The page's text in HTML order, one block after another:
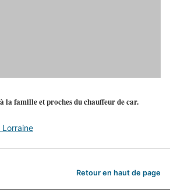
la famille et proches du chauffeur de car.
Retour en haut de page